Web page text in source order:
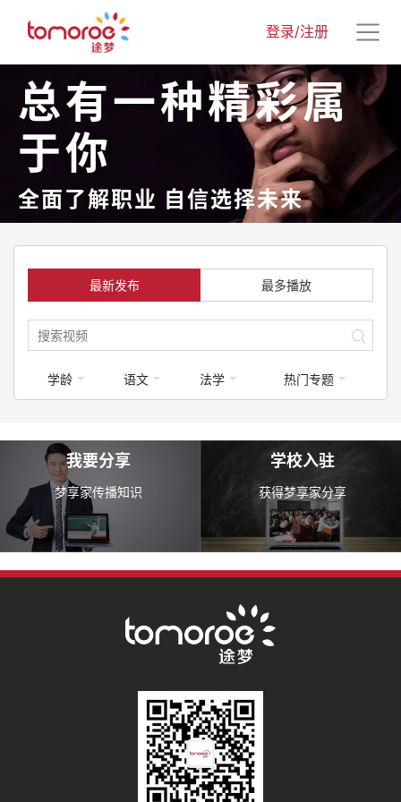
登录/注册
总有一种精彩属
于你
全面了解职业 自信选择未来
最新发布 最多播放
学龄 语文 法学 热门专题
我要分享
梦享家传播知识
学校入驻
获得梦享家分享